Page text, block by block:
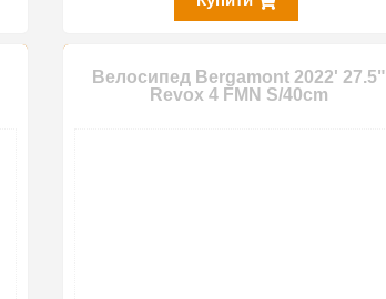
Велосипед Bergamont 2022' 27.5"
Revox 4 FMN S/40cm